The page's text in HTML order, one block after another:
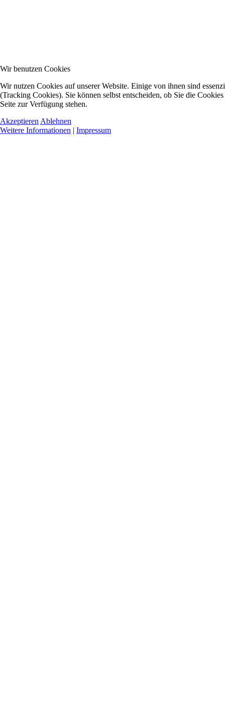
Wir benutzen Cookies
Wir nutzen Cookies auf unserer Website. Einige von ihnen sind
(Tracking Cookies). Sie können selbst entscheiden, ob Sie die
Seite zur Verfügung stehen.
Akzeptieren Ablehnen
Weitere Informationen | Impressum